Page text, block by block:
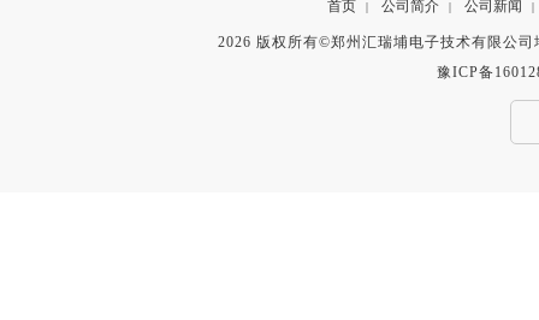
首页 | 公司简介 | 公司新闻 |
2026 版权所有©郑州汇瑞埔电子技术有限公
豫ICP备